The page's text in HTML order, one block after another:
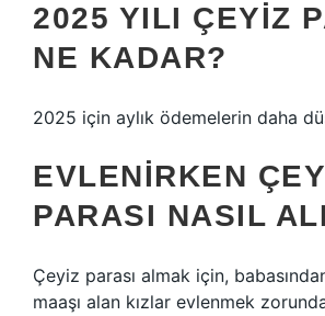
2025 YILI ÇEYIZ
NE KADAR?
2025 için aylık ödemelerin daha
EVLENIRKEN
PARASI NASIL
Çeyiz parası almak için,
maaşı alan kızlar evlenmek